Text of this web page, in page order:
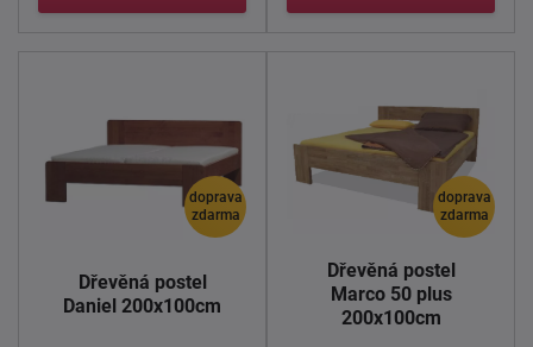
doprava
zdarma
Dřevěná postel
Daniel 200x100cm
doprava
zdarma
Dřevěná postel
Marco 50 plus
200x100cm